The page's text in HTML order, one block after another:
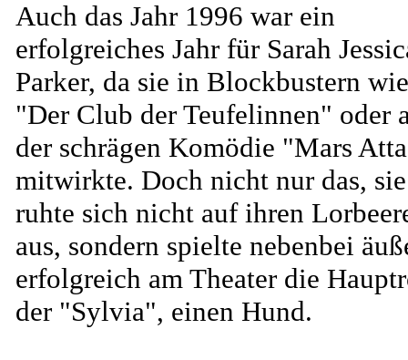
Auch das Jahr 1996 war ein
erfolgreiches Jahr für Sarah
Parker, da sie in Blockbustern wie
"Der Club der Teufelinnen" oder
der schrägen Komödie "Mars
mitwirkte. Doch nicht nur das, sie
ruhte sich nicht auf ihren
aus, sondern spielte nebenbei
erfolgreich am Theater die
der "Sylvia", einen Hund.